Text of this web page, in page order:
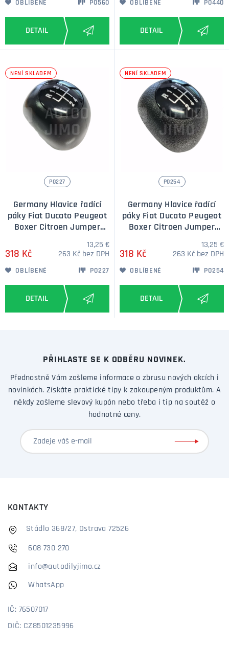
OBLÍBENÉ P0560 OBLÍBENÉ P0440
NENÍ SKLADEM
P0227
Germany Hlavice řadící
páky Fiat Ducato Peugeot
Boxer Citroen Jumper
318 Kč
13,25 €
263 Kč bez DPH
OBLÍBENÉ P0227
NENÍ SKLADEM
P0254
Germany Hlavice řadící
páky Fiat Ducato Peugeot
Boxer Citroen Jumper
318 Kč
13,25 €
263 Kč bez DPH
OBLÍBENÉ P0254
PŘIHLASTE SE K ODBĚRU NOVINEK.
Přednostně Vám zašleme informace o zbrusu nových akcích i
novinkách. Získáte praktické tipy k zakoupeným produktům. A
někdy zašleme slevový kupón nebo třeba i tip na soutěž o
hodnotné ceny.
KONTAKTY
Stádlo 368/27, Ostrava 72526
608 730 270
info@autodilyjimo.cz
WhatsApp
IČ: 76507017
DIČ: CZ8501235996